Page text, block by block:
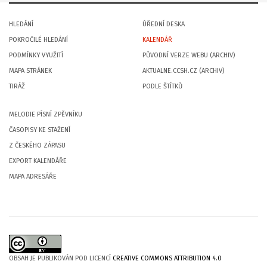
HLEDÁNÍ
POKROČILÉ HLEDÁNÍ
PODMÍNKY VYUŽITÍ
MAPA STRÁNEK
TIRÁŽ
ÚŘEDNÍ DESKA
KALENDÁŘ
PŮVODNÍ VERZE WEBU (ARCHIV)
AKTUALNE.CCSH.CZ (ARCHIV)
PODLE ŠTÍTKŮ
MELODIE PÍSNÍ ZPĚVNÍKU
ČASOPISY KE STAŽENÍ
Z ČESKÉHO ZÁPASU
EXPORT KALENDÁŘE
MAPA ADRESÁŘE
OBSAH JE PUBLIKOVÁN POD LICENCÍ CREATIVE COMMONS ATTRIBUTION 4.0